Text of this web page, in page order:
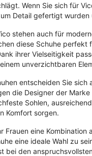
Wenn Sie sich für
Detail gefertigt wurden
stehen auch für
diese Schuhe perfekt
ihrer Vielseitigkeit
unverzichtbaren
entscheiden Sie
die Designer der
Sohlen,
Komfort sorgen.
Frauen eine
eine ideale Wahl zu
bei den